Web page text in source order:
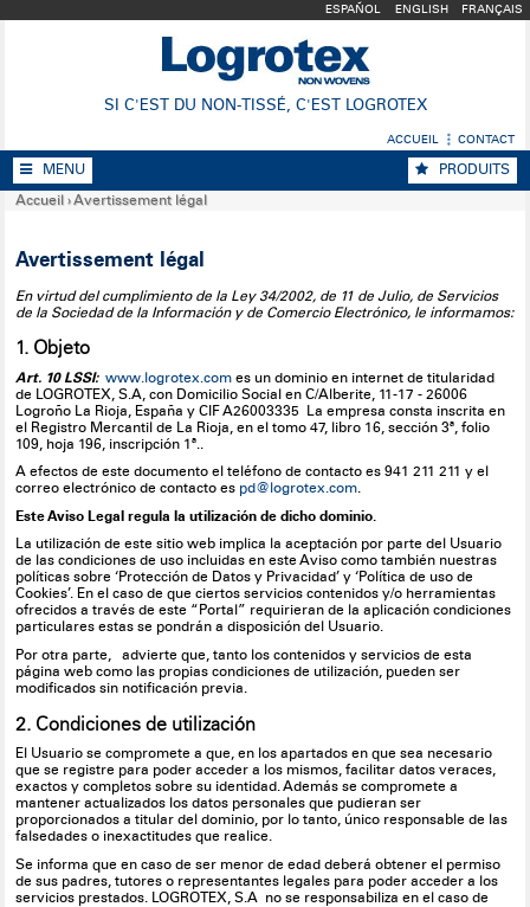
SI C'EST DU NON-TISSÉ, C'EST LOGROTEX
ESPAÑOL ENGLISH FRANÇAIS
ACCUEIL CONTACT
MENU
PRODUITS
Accueil ›Avertissement légal
Avertissement légal
En virtud del cumplimiento de la Ley 34/2002, de 11 de Julio, de Servicios
de la Sociedad de la Información y de Comercio Electrónico, le informamos:
1. Objeto
Art. 10 LSSI: www.logrotex.com es un dominio en internet de titularidad
de LOGROTEX, S.A, con Domicilio Social en C/Alberite, 11-17 - 26006
Logroño La Rioja, España y CIF A26003335 La empresa consta inscrita en
el Registro Mercantil de La Rioja, en el tomo 47, libro 16, sección 3ª, folio
109, hoja 196, inscripción 1ª..
A efectos de este documento el teléfono de contacto es 941 211 211 y el
correo electrónico de contacto es pd@logrotex.com.
Este Aviso Legal regula la utilización de dicho dominio.
La utilización de este sitio web implica la aceptación por parte del Usuario
de las condiciones de uso incluidas en este Aviso como también nuestras
políticas sobre ‘Protección de Datos y Privacidad’ y ‘Política de uso de
Cookies’. En el caso de que ciertos servicios contenidos y/o herramientas
ofrecidos a través de este “Portal” requirieran de la aplicación condiciones
particulares estas se pondrán a disposición del Usuario.
Por otra parte, advierte que, tanto los contenidos y servicios de esta
página web como las propias condiciones de utilización, pueden ser
modificados sin notificación previa.
2. Condiciones de utilización
El Usuario se compromete a que, en los apartados en que sea necesario
que se registre para poder acceder a los mismos, facilitar datos veraces,
exactos y completos sobre su identidad. Además se compromete a
mantener actualizados los datos personales que pudieran ser
proporcionados a titular del dominio, por lo tanto, único responsable de las
falsedades o inexactitudes que realice.
Se informa que en caso de ser menor de edad deberá obtener el permiso
de sus padres, tutores o representantes legales para poder acceder a los
servicios prestados. LOGROTEX, S.A no se responsabiliza en el caso de